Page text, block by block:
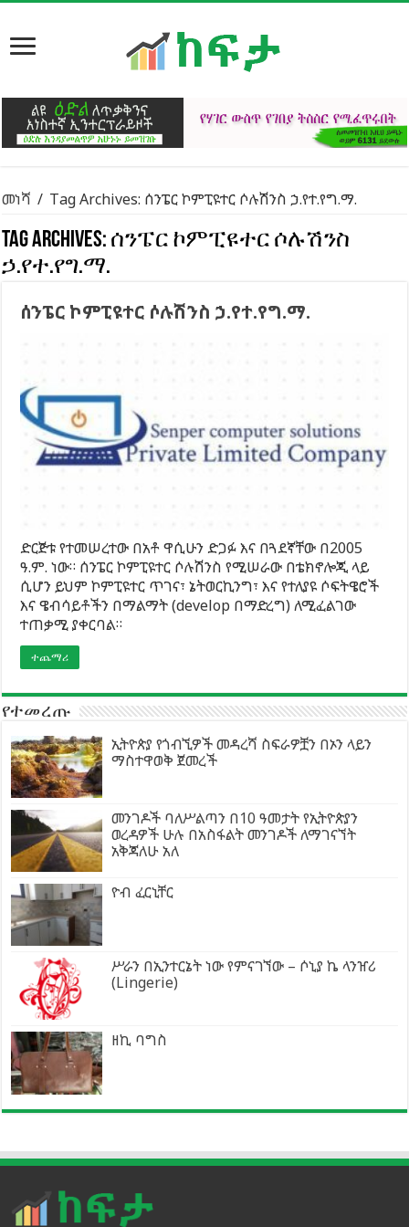
መነሻ / Tag Archives: ሰንፔር ኮምፒዩተር ሶሉሽንስ ኃ.የተ.የግ.ማ.
Tag Archives: ሰንፔር ኮምፒዩተር ሶሉሽንስ
ኃ.የተ.የግ.ማ.
ሰንፔር ኮምፒዩተር ሶሉሽንስ ኃ.የተ.የግ.ማ.
ድርጅቱ የተመሠረተው በአቶ ዋሲሁን ድጋፉ እና በጓደኛቸው በ2005
ዓ.ም. ነው። ሰንፔር ኮምፒዩተር ሶሉሽንስ የሚሠራው በቴክኖሎጂ ላይ
ሲሆን ይህም ኮምፒዩተር ጥገና፣ ኔትወርኪንግ፣ እና የተለያዩ ሶፍትዌሮች
እና ዌብሳይቶችን በማልማት (develop በማድረግ) ለሚፈልገው
ተጠቃሚ ያቀርባል።
ተጨማሪ
የተመረጡ
ኢትዮጵያ የጎብኚዎች መዳረሻ ስፍራዎቿን በኦን ላይን
ማስተዋወቅ ጀመረች
መንገዶች ባለሥልጣን በ10 ዓመታት የኢትዮጵያን
ወረዳዎች ሁሉ በአስፋልት መንገዶች ለማገናኘት
አቅጃለሁ አለ
ዮብ ፈርኒቸር
ሥራን በኢንተርኔት ነው የምናገኘው – ሶኒያ ኬ ላንዠሪ
(Lingerie)
ዘኪ ባግስ